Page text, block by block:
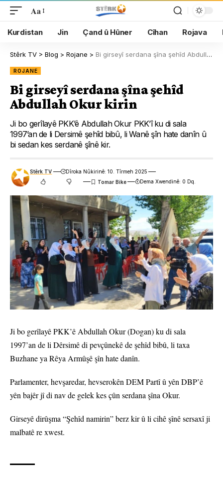
Aa
Kurdistan Jin Çand û Hûner Cîhan Rojava
Stêrk TV > Blog > Rojane > Bi girseyî serdana şîna şehîd Abdullah Okur kirin
ROJANE
Bi girseyî serdana şîna şehîd
Abdullah Okur kirin
Ji bo gerîlayê PKK’ê Abdullah Okur PKK’î ku di sala
1997’an de li Dersimê şehîd bibû, li Wanê şîn hate danîn û
bi sedan kes serdanê şînê kir.
Stêrk TV
Dîroka Nûkirinê: 10. Tîrmeh 2025
Dema Xwendinê: 0 Dq.
Ji bo gerîlayê PKK’ê Abdullah Okur (Dogan) ku di sala
1997’an de li Dêrsimê di pevçûnekê de şehîd bibû, li taxa
Buzhane ya Rêya Armûşê şîn hate danîn.
Parlamenter, hevşaredar, hevserokên DEM Partî û yên DBP’ê
yên bajêr jî di nav de gelek kes çûn serdana şîna Okur.
Girseyê dirûşma “Şehîd namirin” berz kir û li cihê şînê sersaxî ji
malbatê re xwest.